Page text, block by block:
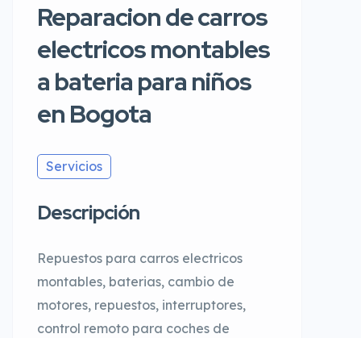
Reparacion de carros
electricos montables
a bateria para niños
en Bogota
Servicios
Descripción
Repuestos para carros electricos
montables, baterias, cambio de
motores, repuestos, interruptores,
control remoto para coches de